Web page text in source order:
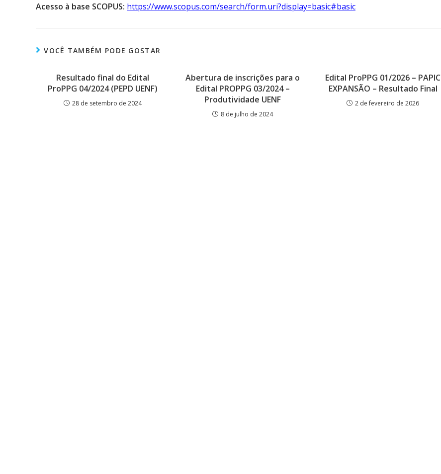
Acesso à base SCOPUS: https://www.scopus.com/search/form.uri?display=basic#basic
VOCÊ TAMBÉM PODE GOSTAR
Resultado final do Edital
ProPPG 04/2024 (PEPD UENF)
28 de setembro de 2024
Abertura de inscrições para o
Edital PROPPG 03/2024 –
Produtividade UENF
8 de julho de 2024
Edital ProPPG 01/2026 – PAPIC
EXPANSÃO – Resultado Final
2 de fevereiro de 2026